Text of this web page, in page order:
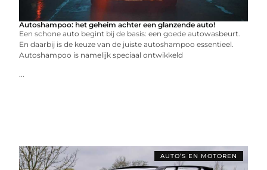
Autoshampoo: het geheim achter een glanzende auto!
Een schone auto begint bij de basis: een goede autowasbeurt.
En daarbij is de keuze van de juiste autoshampoo essentieel.
Autoshampoo is namelijk speciaal ontwikkeld
...
AUTO’S EN MOTOREN